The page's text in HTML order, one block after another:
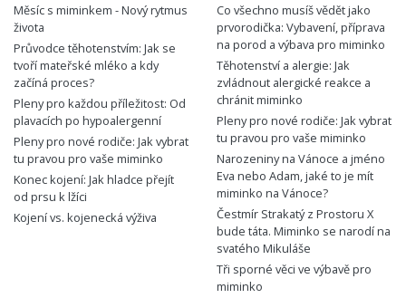
Měsíc s miminkem - Nový rytmus
života
Průvodce těhotenstvím: Jak se
tvoří mateřské mléko a kdy
začíná proces?
Pleny pro každou příležitost: Od
plavacích po hypoalergenní
Pleny pro nové rodiče: Jak vybrat
tu pravou pro vaše miminko
Konec kojení: Jak hladce přejít
od prsu k lžíci
Kojení vs. kojenecká výživa
Co všechno musíš vědět jako
prvorodička: Vybavení, příprava
na porod a výbava pro miminko
Těhotenství a alergie: Jak
zvládnout alergické reakce a
chránit miminko
Pleny pro nové rodiče: Jak vybrat
tu pravou pro vaše miminko
Narozeniny na Vánoce a jméno
Eva nebo Adam, jaké to je mít
miminko na Vánoce?
Čestmír Strakatý z Prostoru X
bude táta. Miminko se narodí na
svatého Mikuláše
Tři sporné věci ve výbavě pro
miminko